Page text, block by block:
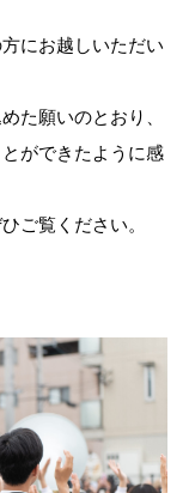
にお越しいただい
た願いのとおり、
ができたように感
ご覧ください。